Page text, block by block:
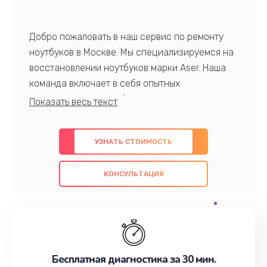
Добро пожаловать в наш сервис по ремонту
ноутбуков в Москве. Мы специализируемся на
восстановлении ноутбуков марки Aser. Наша
команда включает в себя опытных
профессионалов с обширными знаниями и
предлагаем быстрый и качественный ремонт с
использованием оригинальных компонентов, а
также гарантируем качество всех
проведенных работ. Наша цель - предоставить
обслуживание, удовлетворяя их потребности
наилучшим образом. Не медлите записаться на
УЗНАТЬ СТОИМОСТЬ
КОНСУЛЬТАЦИЯ
Бесплатная диагностика за 30 мин.